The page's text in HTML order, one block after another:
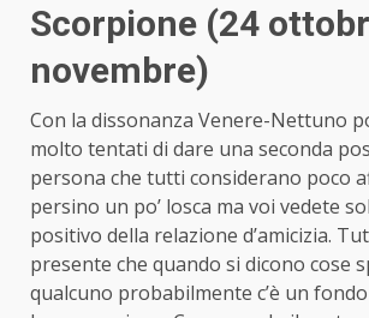
Scorpione (24
novembre)
Con la dissonanza Venere-Nettuno
molto tentati di dare una seconda
persona che tutti considerano poco
persino un po’ losca ma voi vedete
positivo della relazione d’amicizia.
presente che quando si dicono cose
qualcuno probabilmente c’è un